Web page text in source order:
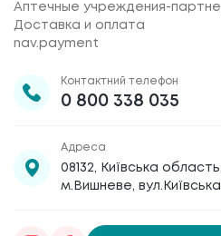
Аптечные учреждения-
Доставка и оплата
nav.payment
Контактний телефон
0 800 338 035
Адреса
08132, Київська
м.Вишневе,